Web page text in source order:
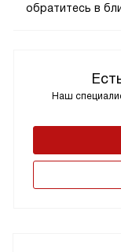
Наш
обратитесь в